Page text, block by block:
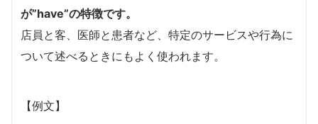
が”have”の特徴です。
店員と客、医師と患者など、特定のサービスや行為に
ついて述べるときにもよく使われます。
【例文】